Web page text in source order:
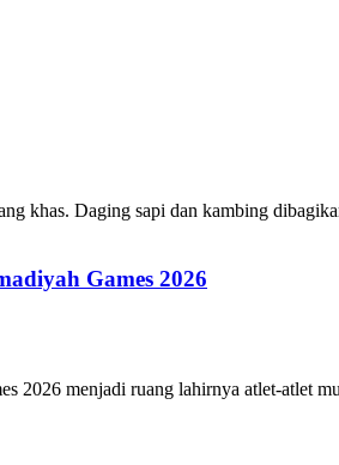
khas. Daging sapi dan kambing
Games 2026
menjadi ruang lahirnya atlet-atlet